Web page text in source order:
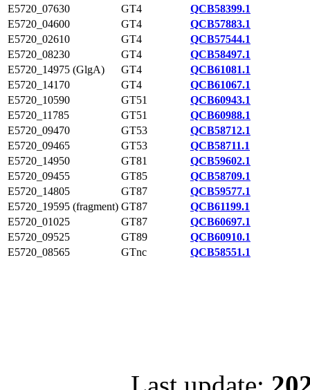
E5720_07630
GT4
QCB58399.1
E5720_04600
GT4
QCB57883.1
E5720_02610
GT4
QCB57544.1
E5720_08230
GT4
QCB58497.1
E5720_14975 (GlgA)
GT4
QCB61081.1
E5720_14170
GT4
QCB61067.1
E5720_10590
GT51
QCB60943.1
E5720_11785
GT51
QCB60988.1
E5720_09470
GT53
QCB58712.1
E5720_09465
GT53
QCB58711.1
E5720_14950
GT81
QCB59602.1
E5720_09455
GT85
QCB58709.1
E5720_14805
GT87
QCB59577.1
E5720_19595 (fragment) GT87
QCB61199.1
E5720_01025
GT87
QCB60697.1
E5720_09525
GT89
QCB60910.1
E5720_08565
GTnc QCB58551.1